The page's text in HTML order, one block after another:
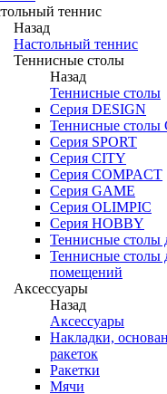
теннис
Назад
Настольный теннис
Теннисные столы
Назад
Теннисные столы
Серия DESIGN
Теннисные столы
Серия SPORT
Серия CITY
Серия COMPACT
Серия GAME
Серия OLIMPIC
Серия HOBBY
Теннисные столы
Теннисные столы
помещений
Аксессуары
Назад
Аксессуары
Накладки,
ракеток
Ракетки
Мячи